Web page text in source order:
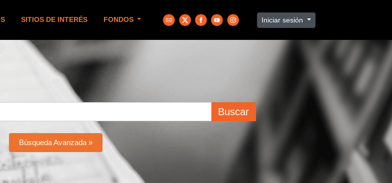
SITIOS DE INTERÉS FONDOS Iniciar sesión
Buscar
Búsqueda Avanzada »